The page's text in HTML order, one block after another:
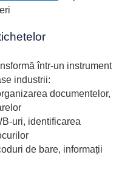
într-un instrument
industrii:
documentelor,
uri, identificarea
de bare, informații